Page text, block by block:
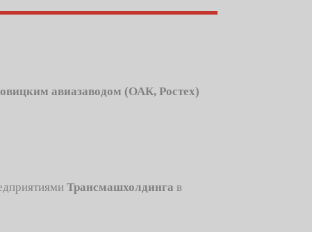
авиазаводом (ОАК, Ростех)
Трансмашхолдинга в